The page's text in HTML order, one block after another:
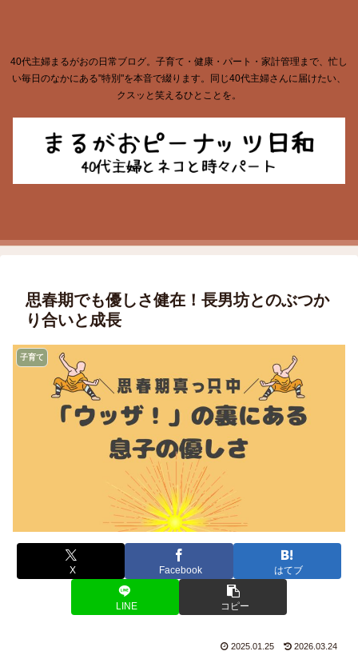
40代主婦まるがおの日常ブログ。子育て・健康・パート・家計管理まで、忙し
い毎日のなかにある"特別"を本音で綴ります。同じ40代主婦さんに届けたい、
クスッと笑えるひとことを。
思春期でも優しさ健在！長男坊とのぶつか
り合いと成長
子育て
X Facebook はてブ
LINE コピー
2025.01.25 2026.03.24